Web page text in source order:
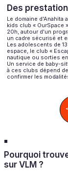
Des
Le domaine d'Anahita
kids club « OurSpace
20h, autour d'un
un cadre sécurisé et
Les adolescents de
espace, le club «
nautique ou sorties
Un service de baby-
à ces clubs dépend
confirmer les
Pourquoi
sur VLM ?